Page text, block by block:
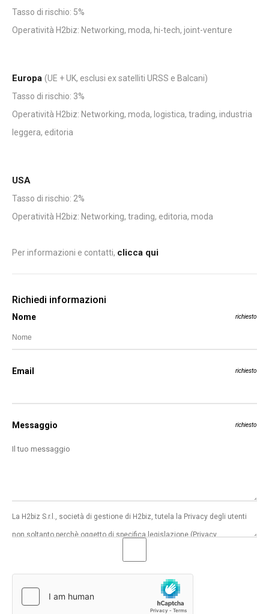
Tasso di rischio: 5%
Operatività H2biz: Networking, moda, hi-tech, joint-venture
Europa (UE + UK, esclusi ex satelliti URSS e Balcani)
Tasso di rischio: 3%
Operatività H2biz: Networking, moda, logistica, trading, industria
leggera, editoria
USA
Tasso di rischio: 2%
Operatività H2biz: Networking, trading, editoria, moda
Per informazioni e contatti, clicca qui
Richiedi informazioni
Nome richiesto
Email richiesto
Messaggio richiesto